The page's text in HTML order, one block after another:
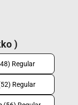
)
Regular
Regular